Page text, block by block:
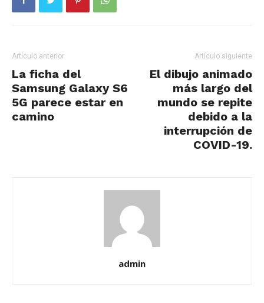
Artículo anterior
La ficha del
Samsung Galaxy S6
5G parece estar en
camino
Artículo siguiente
El dibujo animado
más largo del
mundo se repite
debido a la
interrupción de
COVID-19.
admin